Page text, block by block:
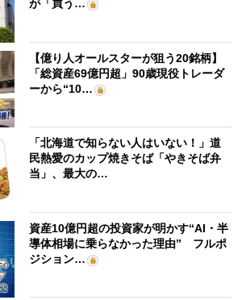
が「買う…
【億り人オールスターが狙う20銘柄】
「総資産69億円超」90歳現役トレーダ
ーから“10…
「北海道で知らない人はいない！」道
民熱愛のカップ焼きそば「やきそば弁
当」、最大の…
資産10億円超の投資家が明かす“AI・半
導体相場に乗らなかった理由” フルポ
ジション…